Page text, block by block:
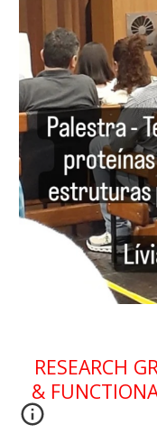
RESEARCH
&